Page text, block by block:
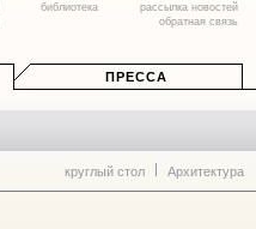
библиотека
рассылка новостей
обратная связь
ПРЕССА
круглый стол Архитектура